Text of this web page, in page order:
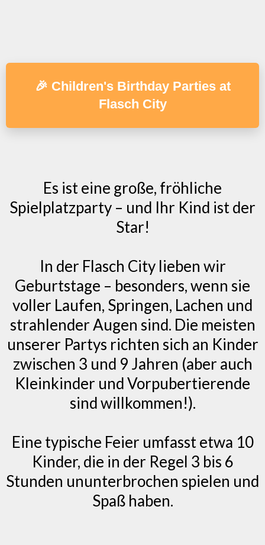
🎉 Children's Birthday Parties at
Flasch City
Es ist eine große, fröhliche
Spielplatzparty – und Ihr Kind ist der
Star!
In der Flasch City lieben wir
Geburtstage – besonders, wenn sie
voller Laufen, Springen, Lachen und
strahlender Augen sind. Die meisten
unserer Partys richten sich an Kinder
zwischen 3 und 9 Jahren (aber auch
Kleinkinder und Vorpubertierende
sind willkommen!).
Eine typische Feier umfasst etwa 10
Kinder, die in der Regel 3 bis 6
Stunden ununterbrochen spielen und
Spaß haben.